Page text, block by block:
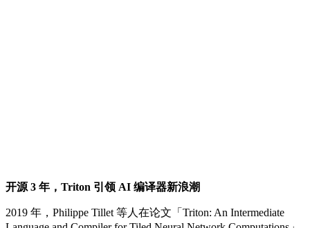
开源 3 年，Triton 引领 AI 编译器新浪潮
2019 年，Philippe Tillet 等人在论文「Triton: An Intermediate